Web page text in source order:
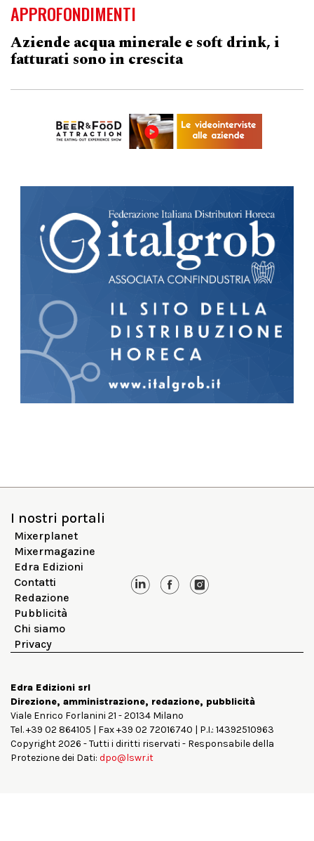
APPROFONDIMENTI
Aziende acqua minerale e soft drink, i
fatturati sono in crescita
I nostri portali
Mixerplanet
Mixermagazine
Edra Edizioni
Contatti
Redazione
Pubblicità
Chi siamo
Privacy
Edra Edizioni srl
Direzione, amministrazione, redazione, pubblicità
Viale Enrico Forlanini 21 - 20134 Milano
Tel. +39 02 864105 | Fax +39 02 72016740 | P.I.: 14392510963
Copyright 2026 - Tutti i diritti riservati - Responsabile della
Protezione dei Dati: dpo@lswr.it